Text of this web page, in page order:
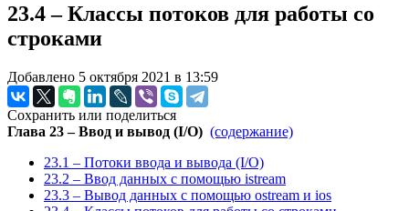
23.4 – Классы потоков для работы со
строками
Добавлено 5 октября 2021 в 13:59
Сохранить или поделиться
Глава 23 – Ввод и вывод (I/O) (содержание)
23.1 – Потоки ввода и вывода (I/O)
23.2 – Ввод данных с помощью istream
23.3 – Вывод данных с помощью ostream и ios